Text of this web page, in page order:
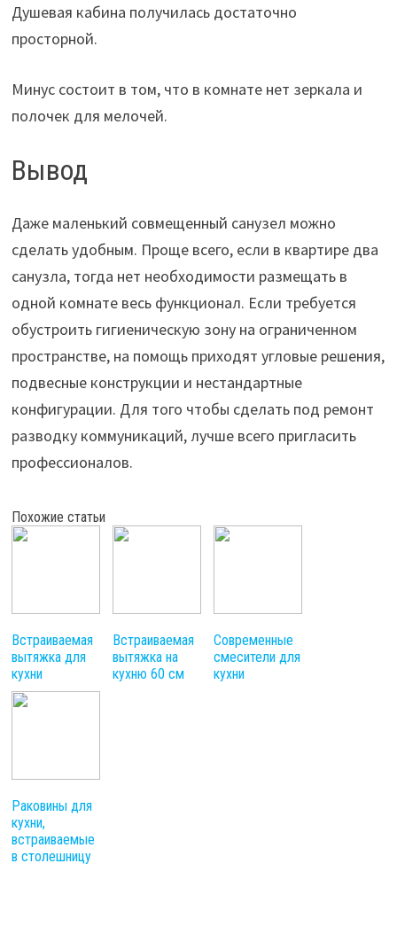
Душевая кабина получилась достаточно
просторной.
Минус состоит в том, что в комнате нет зеркала и
полочек для мелочей.
Вывод
Даже маленький совмещенный санузел можно
сделать удобным. Проще всего, если в квартире два
санузла, тогда нет необходимости размещать в
одной комнате весь функционал. Если требуется
обустроить гигиеническую зону на ограниченном
пространстве, на помощь приходят угловые решения,
подвесные конструкции и нестандартные
конфигурации. Для того чтобы сделать под ремонт
разводку коммуникаций, лучше всего пригласить
профессионалов.
Похожие статьи
Встраиваемая
вытяжка для
кухни
Встраиваемая
вытяжка на
кухню 60 см
Современные
смесители для
кухни
Раковины для
кухни,
встраиваемые
в столешницу